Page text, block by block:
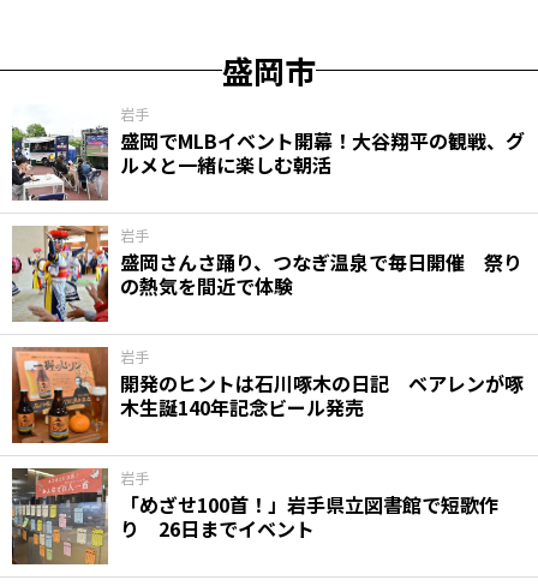
盛岡市
岩手
盛岡でMLBイベント開幕！大谷翔平の観戦、グ
ルメと一緒に楽しむ朝活
岩手
盛岡さんさ踊り、つなぎ温泉で毎日開催 祭り
の熱気を間近で体験
岩手
開発のヒントは石川啄木の日記 ベアレンが啄
木生誕140年記念ビール発売
岩手
「めざせ100首！」岩手県立図書館で短歌作
り 26日までイベント